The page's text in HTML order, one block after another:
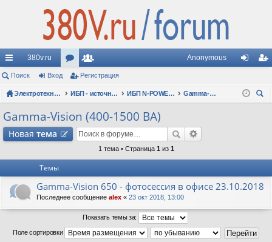
с
ы
лк
380v.ru
ор
ум
ы
ол
ьз
ов
ат
Anonymous
д ис
Поиск Вход Регистрация
Электротехнические форумы ИБП - источники бесперебойного питания ИБП N-POWER: новые модели (презентации, фотосессии, обзоры)
Gamma-Vision (400-1500 ВА)
Gamma-Vision (400-1500 ВА)
Новая тема
1 тема • Страница 1 из 1
Темы
Gamma-Vision 650 - фотосессия в офисе 23.10.2018
Последнее сообщение alex « 23 окт 2018, 13:00
Показать темы за:
Поле сортировки